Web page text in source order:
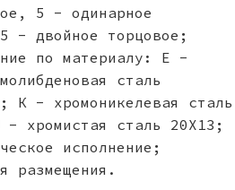
5 - одинарное
- двойное торцовое;
по материалу: Е -
сталь
К - хромоникелевая сталь
- хромистая сталь 20Х13;
исполнение;
размещения.